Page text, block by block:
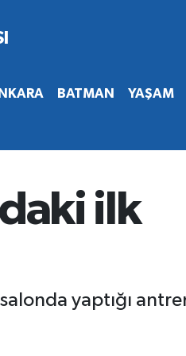
BATMAN YAŞAM
ilk
yaptığı